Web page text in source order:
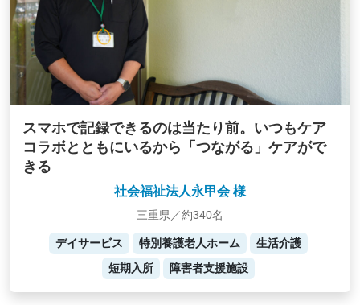
スマホで記録できるのは当たり前。いつもケア
コラボとともにいるから「つながる」ケアがで
きる
社会福祉法人永甲会 様
三重県／約340名
デイサービス 特別養護老人ホーム
生活介護
短期入所
障害者支援施設